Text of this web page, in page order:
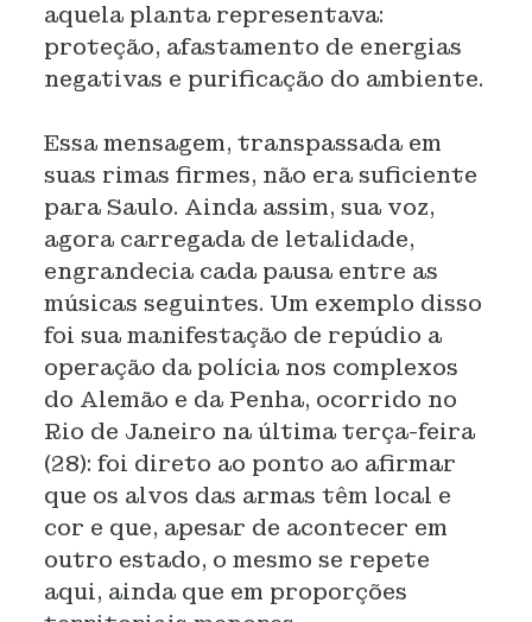
aquela planta representava:
proteção, afastamento de energias
negativas e purificação do ambiente.
Essa mensagem, transpassada em
suas rimas firmes, não era suficiente
para Saulo. Ainda assim, sua voz,
agora carregada de letalidade,
engrandecia cada pausa entre as
músicas seguintes. Um exemplo disso
foi sua manifestação de repúdio a
operação da polícia nos complexos
do Alemão e da Penha, ocorrido no
Rio de Janeiro na última terça-feira
(28): foi direto ao ponto ao afirmar
que os alvos das armas têm local e
cor e que, apesar de acontecer em
outro estado, o mesmo se repete
aqui, ainda que em proporções